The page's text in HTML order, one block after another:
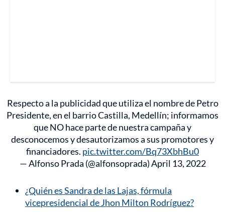
Respecto a la publicidad que utiliza el nombre de Petro
Presidente, en el barrio Castilla, Medellín; informamos
que NO hace parte de nuestra campaña y
desconocemos y desautorizamos a sus promotores y
financiadores. pic.twitter.com/Bq73XbhBu0
— Alfonso Prada (@alfonsoprada)April 13, 2022
¿Quién es Sandra de las Lajas, fórmula
vicepresidencial de Jhon Milton Rodríguez?